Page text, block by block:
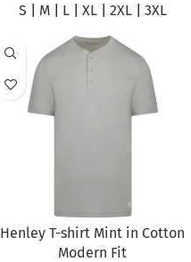
S M| L| XL| 2XL| 3XL
ΠΡΟΣΦΟΡΆ
Henley T-shirt Mint in Cotton
Modern Fit